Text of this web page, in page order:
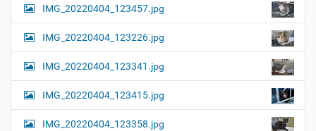
e
…
IMG_20220404_123457.jpg
IMG_20220404_123226.jpg
IMG_20220404_123341.jpg
IMG_20220404_123415.jpg
IMG_20220404_123358.jpg